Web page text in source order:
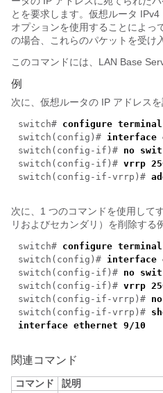
とを要求します。仮想ルータ IPv4
オプションを使用することによっ
の場合、これらのパケットを受け
このコマンドには、LAN Base
例
次に、仮想ルータの IP アドレスを
switch# configure terminal
switch(config)# interface
switch(config-if)# no
switch(config-if)# vrrp
switch(config-if-vrrp)#
次に、1 つのコマンドを使用して
リおよびセカンダリ）を削除する
switch# configure terminal
switch(config)# interface
switch(config-if)# no
switch(config-if)# vrrp
switch(config-if-vrrp)#
switch(config-if-vrrp)#
interface ethernet 9/10
関連コマンド
コマンド
説明